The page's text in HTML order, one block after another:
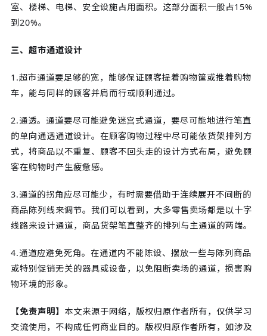
室、楼梯、电梯、安全设施占用面积。这部分面积一般占15%
到20%。
三、超市通道设计
1.超市通道要足够的宽，能够保证顾客提着购物筐或推着购物
车，能与同样的顾客并肩而行或顺利通过。
2.通透。通道要尽可能避免迷宫式通道，要尽可能地进行笔直
的单向通透通道设计。在顾客购物过程中尽可能依货架排列方
式，将商品以不重复、顾客不回头走的设计方式布局，避免顾
客在购物时产生疲惫感。
3.通道的拐角应尽可能少，有时需要借助于连续展开不间断的
商品陈列线来调节。我们可以看到，大多零售卖场都是以十字
线路来设计通道，商品货架笔直整齐的排列与主通道的两端。
4.通道应避免死角。在通道内不能陈设、摆放一些与陈列商品
或特别促销无关的器具或设备，以免阻断卖场的通道，损害购
物环境的形象。
【免责声明】 本文来源于网络，版权归原作者所有，仅供学习
交流使用，不构成任何商业目的。版权归原作者所有，如涉及